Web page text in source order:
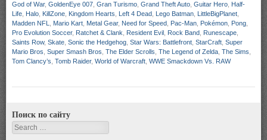
God of War, GoldenEye 007 Gran Turismo Grand Theft Auto Guitar Hero Half-
Life Halo KillZone Kingdom Hearts Left 4 Dead Lego Batman LittleBigPlanet
Madden NFL
Mario Kart Metal Gear, Need for Speed Pac-Man Pokémon Pong
Pro Evolution Soccer, Ratchet & Clank Resident Evil Rock Band Runescape
Saints Row, Skate Sonic the Hedgehog Star Wars: Battlefront StarCraft Super
Mario Bros Super Smash Bros The Elder Scrolls The Legend of Zelda The Sims
Tom Clancy’s Tomb Raider, World of Warcraft WWE Smackdown Vs. RAW
Поиск по сайту
Search